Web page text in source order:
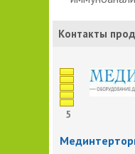
Контакты
5